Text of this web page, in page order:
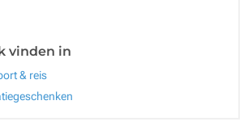
vinden in
& reis